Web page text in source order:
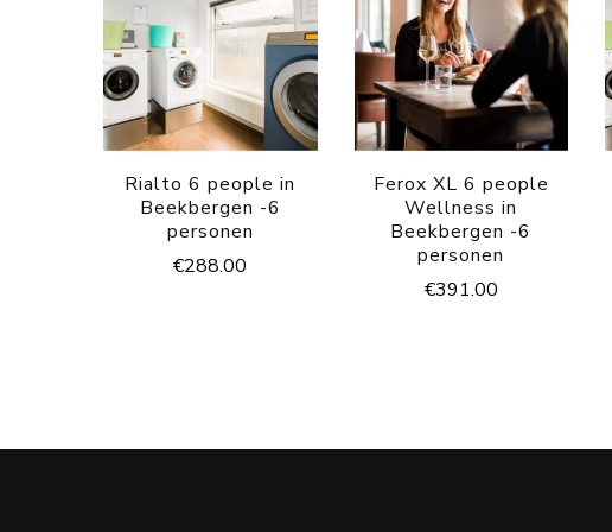
Rialto 6 people in
Beekbergen -6
personen
€288.00
Ferox XL 6 people
Wellness in
Beekbergen -6
personen
€391.00